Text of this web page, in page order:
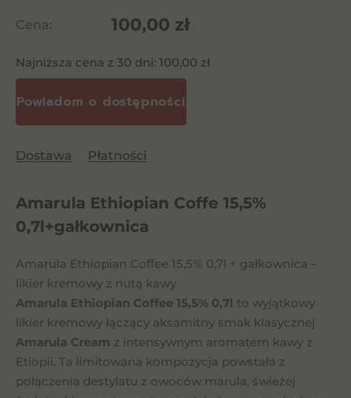
Cena: 100,00 zł
Najniższa cena z 30 dni: 100,00 zł
Dostawa Płatności
Amarula Ethiopian Coffe 15,5%
0,7l+gałkownica
Amarula Ethiopian Coffee 15,5% 0,7l + gałkownica –
likier kremowy z nutą kawy
Amarula Ethiopian Coffee 15,5% 0,7l to wyjątkowy
likier kremowy łączący aksamitny smak klasycznej
Amarula Cream z intensywnym aromatem kawy z
Etiopii. Ta limitowana kompozycja powstała z
połączenia destylatu z owoców marula, świeżej